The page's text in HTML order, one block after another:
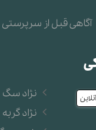
آگاهی قبل از سرپرستی
نژاد سگ
نژاد گربه